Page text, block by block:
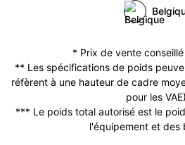
* Prix de vente
** Les spécifications de poids
réfèrent à une hauteur de cadre
pour les
*** Le poids total autorisé est le
l'équipement et des